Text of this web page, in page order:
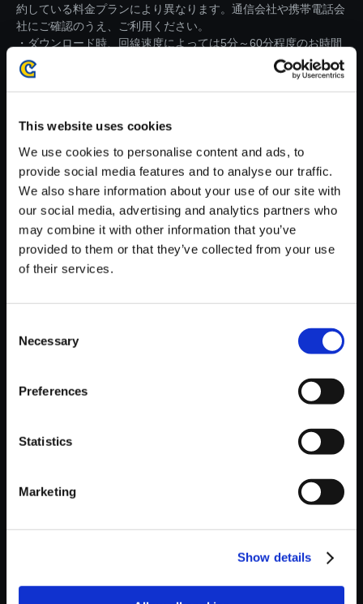
This website uses cookies
We use cookies to personalise content and ads, to
provide social media features and to analyse our traffic.
We also share information about your use of our site with
our social media, advertising and analytics partners who
may combine it with other information that you’ve
provided to them or that they’ve collected from your use
of their services.
Selection
Necessary
Preferences
Statistics
Marketing
Show details
約している料金プランにより異なります。通信会社や携帯電話会
社にご確認のうえ、ご利用ください。
・ダウンロード時、回線速度によっては5分～60分程度のお時間
がかかる場合がございます。
※ご購入いただいたファイルのダウンロードの際には、通信環境
が安定しているWifi環境でお試しください。
【単曲】バイオハザード 3 ラス
トエスケープ オリジナル・サウ
ンドトラック Nemesis Again
おすすめ商品